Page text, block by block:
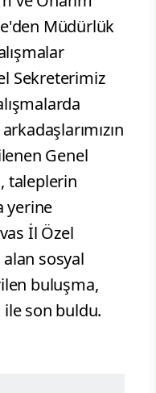
Müdürlük
Sekreterimiz
Genel
taleplerin
yerine
İl Özel
sosyal
buluşma,
son buldu.